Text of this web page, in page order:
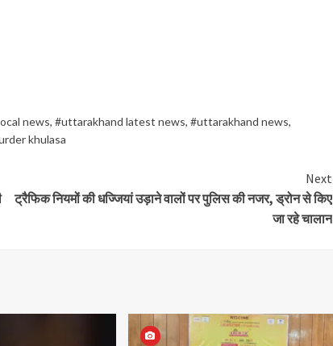
news, #uttarakhand latest news, #uttarakhand news,
khulasa
Next
ट्रैफिक नियमों की धज्जियां उड़ाने वालों पर पुलिस की नजर, ड्रोन से किए
जा रहे चालान